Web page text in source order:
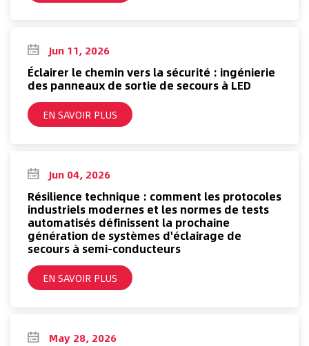
Jun 11, 2026
Éclairer le chemin vers la sécurité : ingénierie
des panneaux de sortie de secours à LED
EN SAVOIR PLUS
Jun 04, 2026
Résilience technique : comment les protocoles
industriels modernes et les normes de tests
automatisés définissent la prochaine
génération de systèmes d'éclairage de
secours à semi-conducteurs
EN SAVOIR PLUS
May 28, 2026